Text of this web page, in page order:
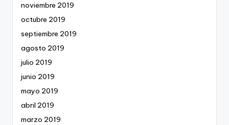
noviembre 2019
octubre 2019
septiembre 2019
agosto 2019
julio 2019
junio 2019
mayo 2019
abril 2019
marzo 2019